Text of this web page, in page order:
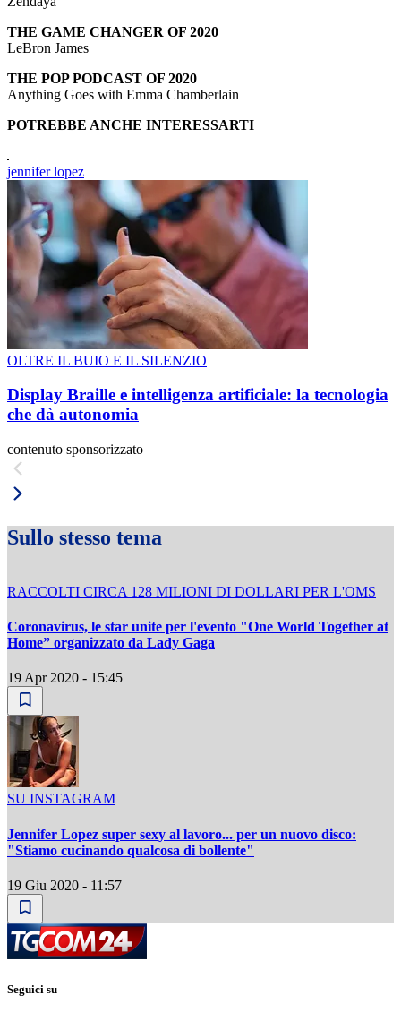
THE GAME CHANGER OF 2020
LeBron James
THE POP PODCAST OF 2020
Anything Goes with Emma Chamberlain
POTREBBE ANCHE INTERESSARTI
jennifer lopez
OLTRE IL BUIO E IL SILENZIO
Display Braille e intelligenza artificiale: la tecnologia
che dà autonomia
contenuto sponsorizzato
Sullo stesso tema
RACCOLTI CIRCA 128 MILIONI DI DOLLARI PER L'OMS
Coronavirus, le star unite per l'evento "One World Together at
Home” organizzato da Lady Gaga
19 Apr 2020 - 15:45
SU INSTAGRAM
Jennifer Lopez super sexy al lavoro... per un nuovo disco:
"Stiamo cucinando qualcosa di bollente"
19 Giu 2020 - 11:57
Seguici su